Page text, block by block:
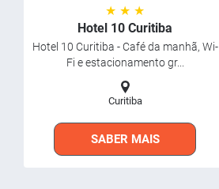
★ ★ ★
Hotel 10 Curitiba
Hotel 10 Curitiba - Café da manhã, Wi-
Fi e estacionamento gr...
Curitiba
SABER MAIS